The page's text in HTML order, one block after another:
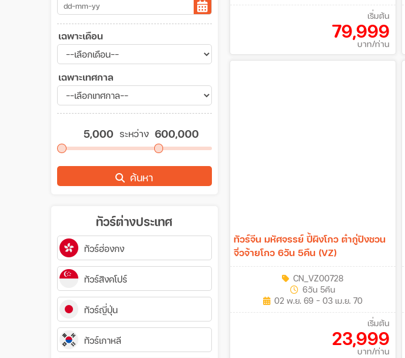
เฉพาะเดือน
เฉพาะเทศกาล
ระหว่าง
ค้นหา
ทัวร์ต่างประเทศ
ทัวร์ฮ่องกง
ทัวร์สิงคโปร์
ทัวร์ญี่ปุ่น
ทัวร์เกาหลี
เริ่มต้น
79,999
บาท/ท่าน
ทัวร์จีน มหัศจรรย์ ปี้ผิงโกว ต๋ากู่ปิงชวน
จิ่วจ้ายโกว 6วัน 5คืน (VZ)
CN_VZ00728
6วัน 5คืน
02 พ.ย. 69 - 03 เม.ย. 70
เริ่มต้น
23,999
บาท/ท่าน